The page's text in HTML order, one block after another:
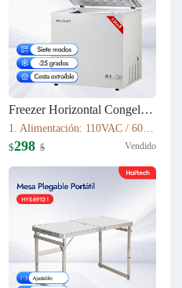
Freezer Horizontal Congelador Nevera 7.6cu.ft (215L) BD-215C
1. Alimentación: 110VAC / 60Hz 2. Refrigerante: R600a 3. Color: Blanco Nieve 4. Condensador: Externo 5. Dimensiones: 895x590x850mm 6. Incluye Cesta Esmaltada
$298 $ Vendido